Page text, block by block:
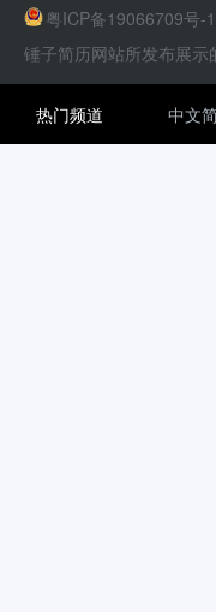
粤ICP备19066709号-1
锤子简历网站所发布展
热门频道 中文